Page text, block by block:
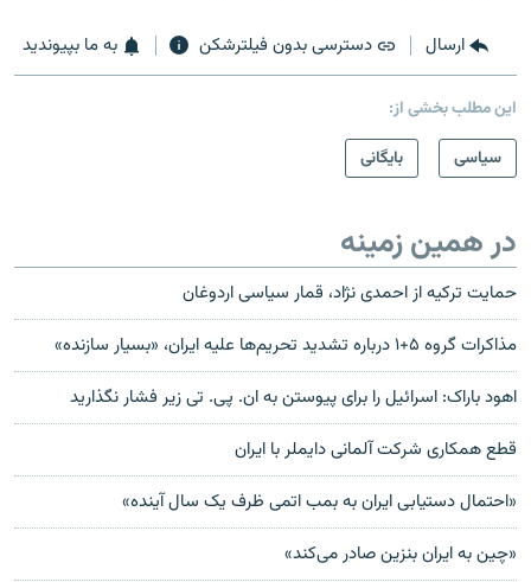
ارسال دسترسی بدون فیلترشکن به ما بپیوندید
این مطلب بخشی از:
سیاسی
بایگانی
در همین زمینه
حمايت ترکیه از احمدی نژاد، قمار سیاسی اردوغان
مذاکرات گروه ۵+۱ درباره تشدید تحریم‌ها علیه ایران، «بسیار سازنده»
اهود باراک: اسرائیل را برای پیوستن به ان. پی. تی زیر فشار نگذارید
قطع همکاری شرکت آلمانی دايملر با ايران
«احتمال دستیابی ایران به بمب اتمی ظرف یک سال آینده»
«چین به ایران بنزین صادر می‌کند»